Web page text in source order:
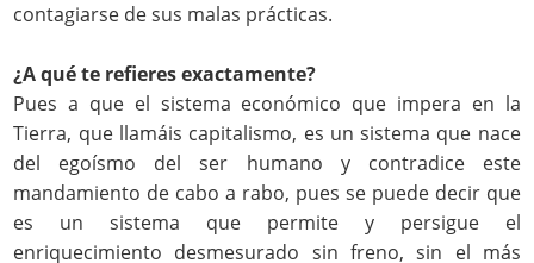
contagiarse de sus malas prácticas.
¿A qué te refieres exactamente?
Pues a que el sistema económico que impera en la
Tierra, que llamáis capitalismo, es un sistema que nace
del egoísmo del ser humano y contradice este
mandamiento de cabo a rabo, pues se puede decir que
es un sistema que permite y persigue el
enriquecimiento desmesurado sin freno, sin el más